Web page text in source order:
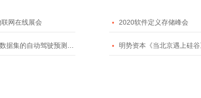
网在线展会  2020软件定义存储峰会
自动驾驶预测模型挑战赛  明势资本《当北京遇上硅谷》系列